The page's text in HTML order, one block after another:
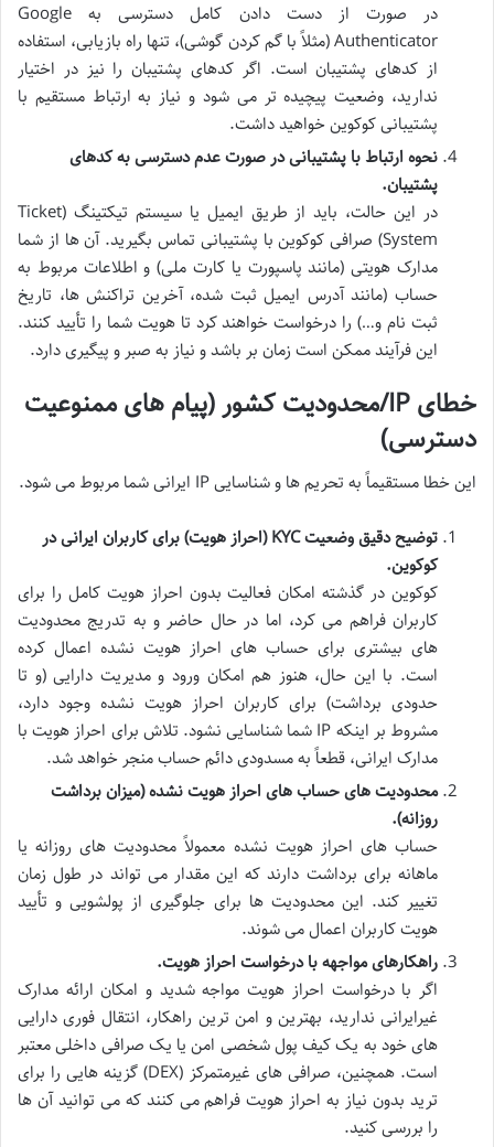
در صورت از دست دادن کامل دسترسی به Google
Authenticator (مثلاً با گم کردن گوشی)، تنها راه بازیابی، استفاده
از کدهای پشتیبان است. اگر کدهای پشتیبان را نیز در اختیار
ندارید، وضعیت پیچیده تر می شود و نیاز به ارتباط مستقیم با
پشتیبانی کوکوین خواهید داشت.
نحوه ارتباط با پشتیبانی در صورت عدم دسترسی به کدهای
پشتیبان.
در این حالت، باید از طریق ایمیل یا سیستم تیکتینگ (Ticket
System) صرافی کوکوین با پشتیبانی تماس بگیرید. آن ها از شما
مدارک هویتی (مانند پاسپورت یا کارت ملی) و اطلاعات مربوط به
حساب (مانند آدرس ایمیل ثبت شده، آخرین تراکنش ها، تاریخ
ثبت نام و…) را درخواست خواهند کرد تا هویت شما را تأیید کنند.
این فرآیند ممکن است زمان بر باشد و نیاز به صبر و پیگیری دارد.
خطای IP/محدودیت کشور (پیام های ممنوعیت
دسترسی)
این خطا مستقیماً به تحریم ها و شناسایی IP ایرانی شما مربوط می شود.
توضیح دقیق وضعیت KYC (احراز هویت) برای کاربران ایرانی در
کوکوین.
کوکوین در گذشته امکان فعالیت بدون احراز هویت کامل را برای
کاربران فراهم می کرد، اما در حال حاضر و به تدریج محدودیت
های بیشتری برای حساب های احراز هویت نشده اعمال کرده
است. با این حال، هنوز هم امکان ورود و مدیریت دارایی (و تا
حدودی برداشت) برای کاربران احراز هویت نشده وجود دارد،
مشروط بر اینکه IP شما شناسایی نشود. تلاش برای احراز هویت با
مدارک ایرانی، قطعاً به مسدودی دائم حساب منجر خواهد شد.
محدودیت های حساب های احراز هویت نشده (میزان برداشت
روزانه).
حساب های احراز هویت نشده معمولاً محدودیت های روزانه یا
ماهانه برای برداشت دارند که این مقدار می تواند در طول زمان
تغییر کند. این محدودیت ها برای جلوگیری از پولشویی و تأیید
هویت کاربران اعمال می شوند.
راهکارهای مواجهه با درخواست احراز هویت.
اگر با درخواست احراز هویت مواجه شدید و امکان ارائه مدارک
غیرایرانی ندارید، بهترین و امن ترین راهکار، انتقال فوری دارایی
های خود به یک کیف پول شخصی امن یا یک صرافی داخلی معتبر
است. همچنین، صرافی های غیرمتمرکز (DEX) گزینه هایی را برای
ترید بدون نیاز به احراز هویت فراهم می کنند که می توانید آن ها
را بررسی کنید.